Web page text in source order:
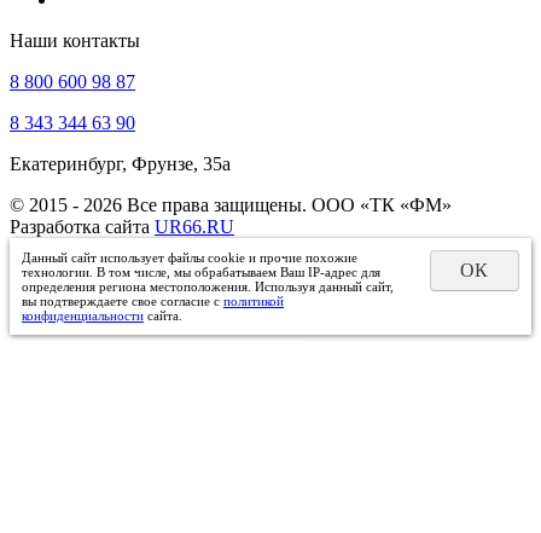
Наши контакты
8 800 600 98 87
8 343 344 63 90
Екатеринбург, Фрунзе, 35а
© 2015 - 2026 Все права защищены. ООО «ТК «ФМ»
Разработка сайта UR66.RU
Данный сайт использует файлы cookie и прочие похожие
технологии. В том числе, мы обрабатываем Ваш IP-адрес для
определения региона местоположения. Используя данный сайт,
вы подтверждаете свое согласие с политикой
конфиденциальности сайта.
ОК